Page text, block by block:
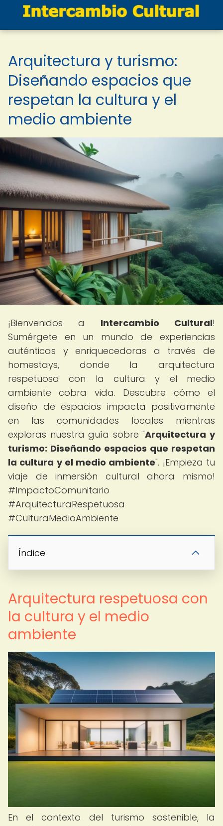
Arquitectura y turismo:
Diseñando espacios que
respetan la cultura y el
medio ambiente
¡Bienvenidos a Intercambio Cultural!
Sumérgete en un mundo de experiencias
auténticas y enriquecedoras a través de
homestays, donde la arquitectura
respetuosa con la cultura y el medio
ambiente cobra vida. Descubre cómo el
diseño de espacios impacta positivamente
en las comunidades locales mientras
exploras nuestra guía sobre "Arquitectura y
turismo: Diseñando espacios que respetan
la cultura y el medio ambiente". ¡Empieza tu
viaje de inmersión cultural ahora mismo!
#ImpactoComunitario
#ArquitecturaRespetuosa
#CulturaMedioAmbiente
Índice
Arquitectura respetuosa con
la cultura y el medio
ambiente
En el contexto del turismo sostenible, la